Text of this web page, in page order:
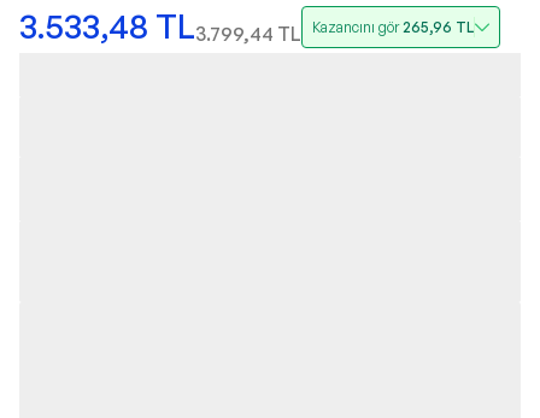
3.533,48 TL3.799,44 TL Kazancını gör265,96 TL